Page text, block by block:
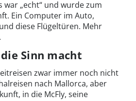
war „echt“ und wurde zum
Ein Computer im Auto,
diese Flügeltüren. Mehr
Sinn macht
zwar immer noch nicht
nach Mallorca, aber
in die McFly, seine